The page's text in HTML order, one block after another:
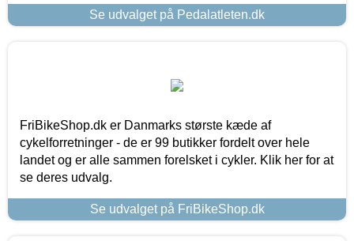
Se udvalget på Pedalatleten.dk
FriBikeShop.dk er Danmarks største kæde af
cykelforretninger - de er 99 butikker fordelt over hele
landet og er alle sammen forelsket i cykler. Klik her for at
se deres udvalg.
Se udvalget på FriBikeShop.dk